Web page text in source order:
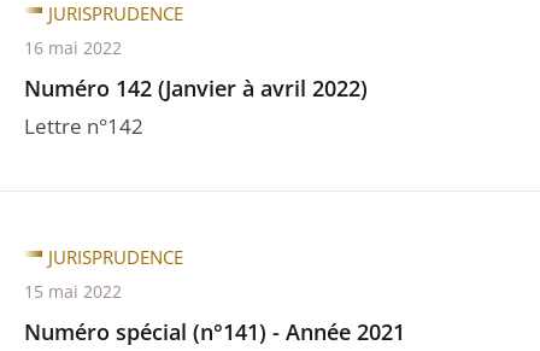
Numéro 142 (Janvier à avril 2022)
Lettre n°142
JURISPRUDENCE
16 mai 2022
Numéro spécial (n°141) - Année 2021
JURISPRUDENCE
15 mai 2022